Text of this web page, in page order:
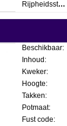
Rijpheidsstadium:
Beschikbaar:
Inhoud:
Kweker:
Hoogte:
Takken:
Potmaat:
Fust code: